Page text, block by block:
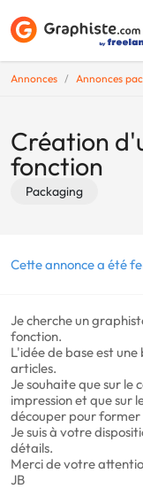
Annonces Annonces
Création
fonction
Packaging
Cette annonce a été
Je cherche un
fonction.
L'idée de base est
articles.
Je souhaite que sur le
impression et que sur
découper pour
Je suis à votre
détails.
Merci de votre
JB